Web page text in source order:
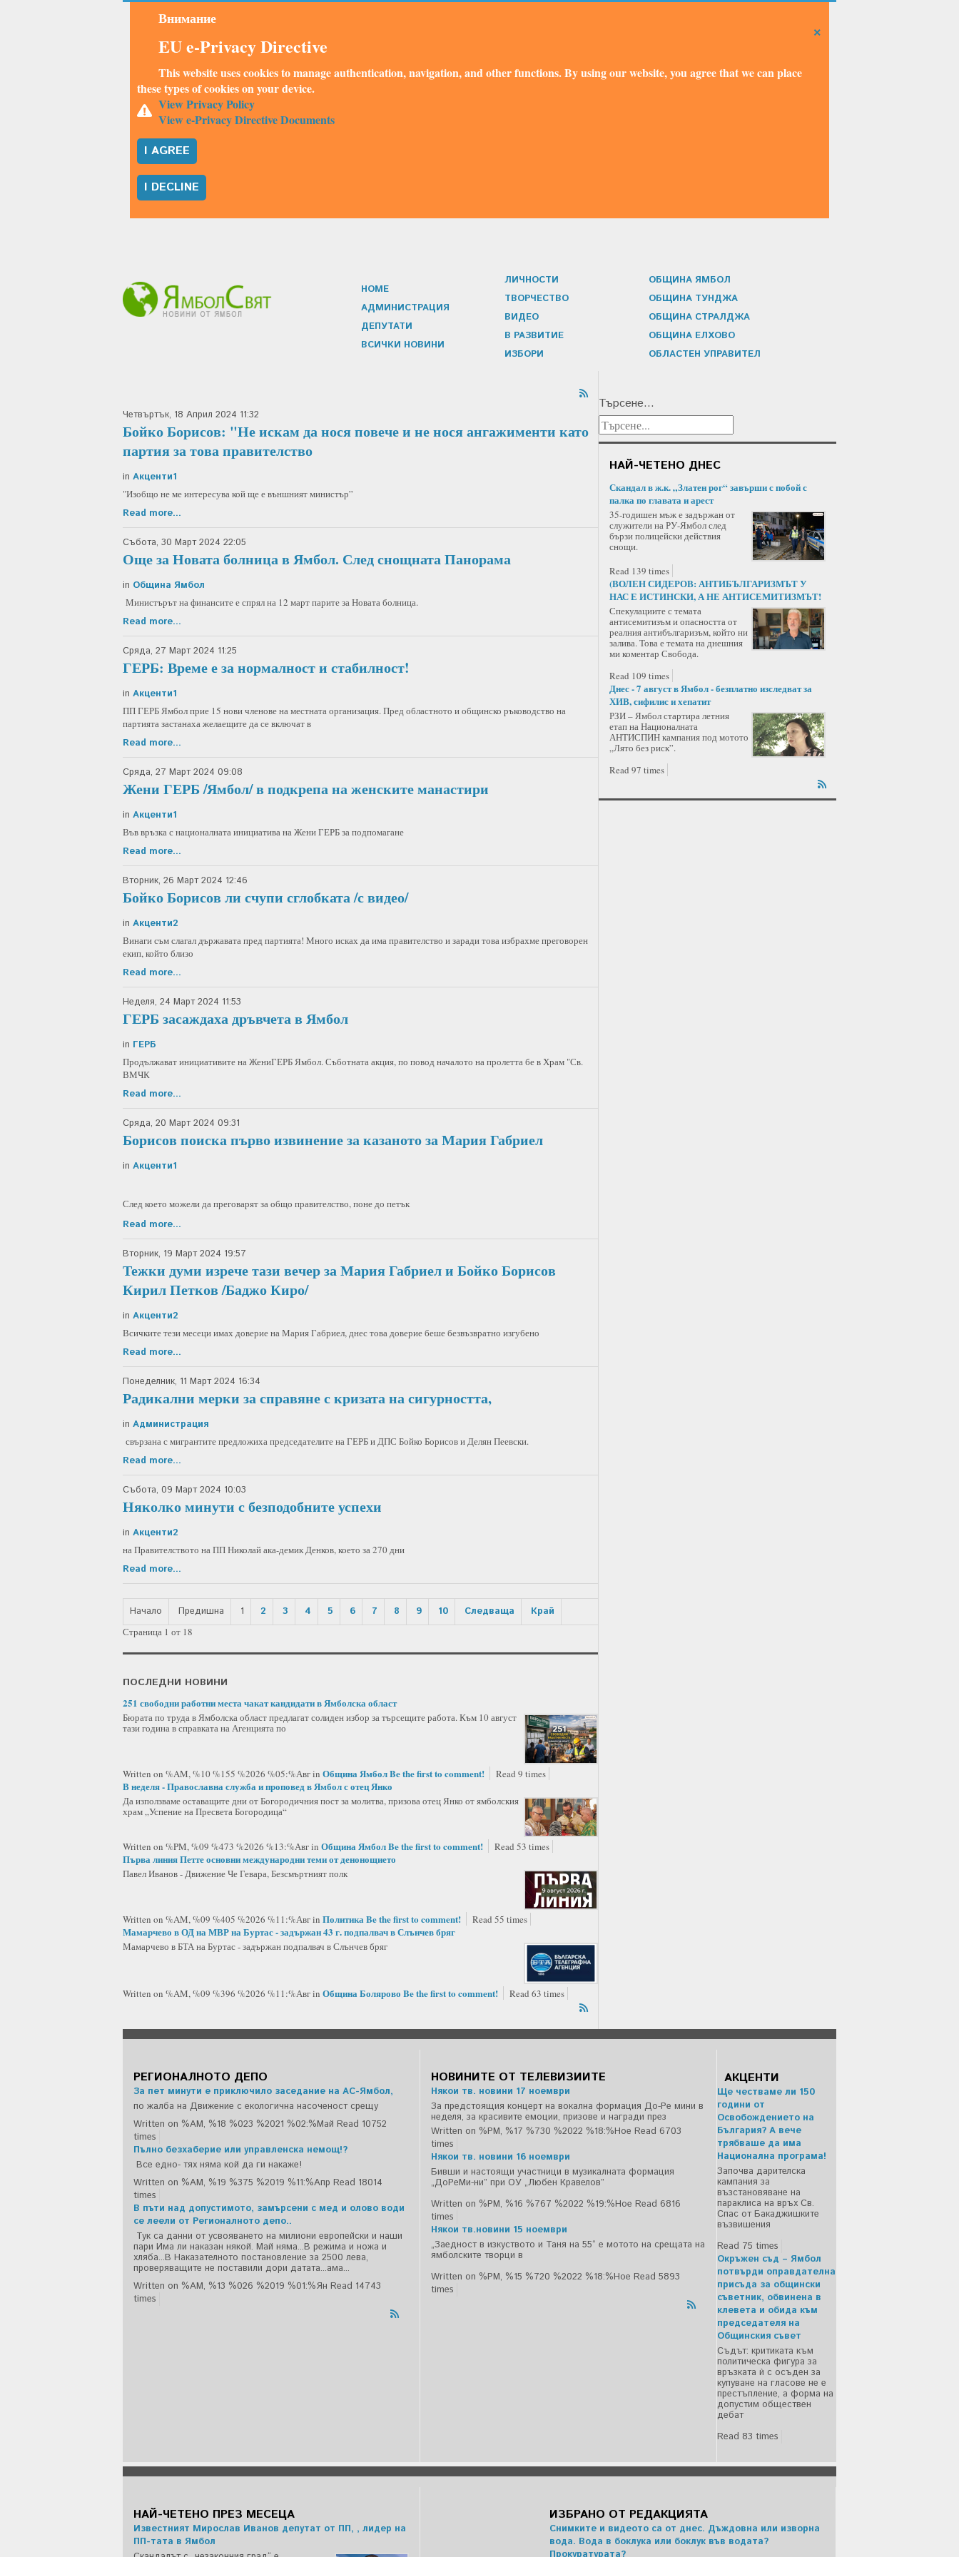
×
Внимание
EU e-Privacy Directive
This website uses cookies to manage authentication, navigation, and other functions. By using our website, you agree that we can place
these types of cookies on your device.
View Privacy Policy
View e-Privacy Directive Documents
I AGREE
I DECLINE
HOME
АДМИНИСТРАЦИЯ
ДЕПУТАТИ
ВСИЧКИ НОВИНИ
ЛИЧНОСТИ
ТВОРЧЕСТВО
ВИДЕО
В РАЗВИТИЕ
ИЗБОРИ
ОБЩИНА ЯМБОЛ
ОБЩИНА ТУНДЖА
ОБЩИНА СТРАЛДЖА
ОБЩИНА ЕЛХОВО
ОБЛАСТЕН УПРАВИТЕЛ
Четвъртък, 18 Април 2024 11:32
Бойко Борисов: "Не искам да нося повече и не нося ангажименти като
партия за това правителство
in Акценти1
"Изобщо не ме интересува кой ще е външният министър”
Read more...
Събота, 30 Март 2024 22:05
Още за Новата болница в Ямбол. След снощната Панорама
in Община Ямбол
Министърът на финансите е спрял на 12 март парите за Новата болница.
Read more...
Сряда, 27 Март 2024 11:25
ГЕРБ: Време е за нормалност и стабилност!
in Акценти1
ПП ГЕРБ Ямбол прие 15 нови членове на местната организация. Пред областното и общинско ръководство на
партията застанаха желаещите да се включат в
Read more...
Сряда, 27 Март 2024 09:08
Жени ГЕРБ /Ямбол/ в подкрепа на женските манастири
in Акценти1
Във връзка с националната инициатива на Жени ГЕРБ за подпомагане
Read more...
Вторник, 26 Март 2024 12:46
Бойко Борисов ли счупи сглобката /с видео/
in Акценти2
Винаги съм слагал държавата пред партията! Много исках да има правителство и заради това избрахме преговорен
екип, който близо
Read more...
Неделя, 24 Март 2024 11:53
ГЕРБ засаждаха дръвчета в Ямбол
in ГЕРБ
Продължават инициативите на ЖениГЕРБ Ямбол. Съботната акция, по повод началото на пролетта бе в Храм "Св.
ВМЧК
Read more...
Сряда, 20 Март 2024 09:31
Борисов поиска първо извинение за казаното за Мария Габриел
in Акценти1
След което можели да преговарят за общо правителство, поне до петък
Read more...
Вторник, 19 Март 2024 19:57
Тежки думи изрече тази вечер за Мария Габриел и Бойко Борисов
Кирил Петков /Баджо Киро/
in Акценти2
Всичките тези месеци имах доверие на Мария Габриел, днес това доверие беше безвъзвратно изгубено
Read more...
Понеделник, 11 Март 2024 16:34
Радикални мерки за справяне с кризата на сигурността,
in Администрация
свързана с мигрантите предложиха председателите на ГЕРБ и ДПС Бойко Борисов и Делян Пеевски.
Read more...
Събота, 09 Март 2024 10:03
Няколко минути с безподобните успехи
in Акценти2
на Правителството на ПП Николай ака-демик Денков, което за 270 дни
Read more...
Начало Предишна 1 2 3 4 5 6 7 8 9 10 Следваща Край
Страница 1 от 18
ПОСЛЕДНИ НОВИНИ
251 свободни работни места чакат кандидати в Ямболска област
Бюрата по труда в Ямболска област предлагат солиден избор за търсещите работа. Към 10 август
тази година в справката на Агенцията по
Written on %AM, %10 %155 %2026 %05:%Авгin Община ЯмболBe the first to comment! Read 9 times
В неделя - Православна служба и проповед в Ямбол с отец Янко
Да използваме оставащите дни от Богородичния пост за молитва, призова отец Янко от ямболския
храм „Успение на Пресвета Богородица“
Written on %PM, %09 %473 %2026 %13:%Авгin Община ЯмболBe the first to comment! Read 53 times
Първа линия Петте основни международни теми от денонощието
Павел Иванов - Движение Че Гевара, Безсмъртният полк
Written on %AM, %09 %405 %2026 %11:%Авгin ПолитикаBe the first to comment! Read 55 times
Мамарчево в ОД на МВР на Буртас - задържан 43 г. подпалвач в Слънчев бряг
Мамарчево в БТА на Буртас - задържан подпалвач в Слънчев бряг
Written on %AM, %09 %396 %2026 %11:%Авгin Община Болярово Be the first to comment! Read 63 times
Търсене...
НАЙ-ЧЕТЕНО ДНЕС
Скандал в ж.к. „Златен рог“ завърши с побой с
палка по главата и арест
35-годишен мъж е задържан от
служители на РУ-Ямбол след
бързи полицейски действия
снощи.
Read 139 times
(ВОЛЕН СИДЕРОВ: АНТИБЪЛГАРИЗМЪТ У
НАС Е ИСТИНСКИ, А НЕ АНТИСЕМИТИЗМЪТ!
Спекулациите с темата
антисемитизъм и опасността от
реалния антибългаризъм, който ни
залива. Това е темата на днешния
ми коментар Свобода.
Read 109 times
Днес - 7 август в Ямбол - безплатно изследват за
ХИВ, сифилис и хепатит
РЗИ – Ямбол стартира летния
етап на Националната
АНТИСПИН кампания под мотото
„Лято без риск”.
Read 97 times
РЕГИОНАЛНОТО ДЕПО
За пет минути е приключило заседание на АС-Ямбол,
по жалба на Движение с екологична насоченост срещу
Written on %AM, %18 %023 %2021 %02:%Май Read 10752
times
Пълно безхаберие или управленска немощ!?
Все едно- тях няма кой да ги накаже!
Written on %AM, %19 %375 %2019 %11:%Апр Read 18014
times
В пъти над допустимото, замърсени с мед и олово води
се леели от Регионалното депо..
Тук са данни от усвояването на милиони европейски и наши
пари Има ли наказан някой. Май няма...В режима и ножа и
хляба...В Наказателното постановление за 2500 лева,
проверяващите не поставили дори датата...ама...
Written on %AM, %13 %026 %2019 %01:%Ян Read 14743
times
НОВИНИТЕ ОТ ТЕЛЕВИЗИИТЕ
Някои тв. новини 17 ноември
За предстоящия концерт на вокална формация До-Ре мини в
неделя, за красивите емоции, призове и награди през
Written on %PM, %17 %730 %2022 %18:%Ное Read 6703
times
Някои тв. новини 16 ноември
Бивши и настоящи участници в музикалната формация
„ДоРеМи-ни” при ОУ „Любен Кравелов”
Written on %PM, %16 %767 %2022 %19:%Ное Read 6816
times
Някои тв.новини 15 ноември
„Заедност в изкуството и Таня на 55“ е мотото на срещата на
ямболските творци в
Written on %PM, %15 %720 %2022 %18:%Ное Read 5893
times
АКЦЕНТИ
Ще честваме ли 150
години от
Освобождението на
България? А вече
трябваше да има
Национална програма!
Започва дарителска
кампания за
възстановяване на
параклиса на връх Св.
Спас от Бакаджишките
възвишения
Read 75 times
Окръжен съд – Ямбол
потвърди оправдателна
присъда за общински
съветник, обвинена в
клевета и обида към
председателя на
Общинския съвет
Съдът: критиката към
политическа фигура за
връзката ѝ с осъден за
купуване на гласове не е
престъпление, а форма на
допустим обществен
дебат
Read 83 times
НАЙ-ЧЕТЕНО ПРЕЗ МЕСЕЦА
Известният Мирослав Иванов депутат от ПП, , лидер на
ПП-тата в Ямбол
ИЗБРАНО ОТ РЕДАКЦИЯТА
Снимките и видеото са от днес. Дъждовна или изворна
вода. Вода в боклука или боклук във водата?